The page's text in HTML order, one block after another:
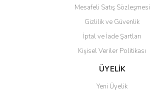
Mesafeli Satış Sözleşmesi
Gizlilik ve Güvenlik
İptal ve İade Şartları
Kişisel Veriler Politikası
ÜYELİK
Yeni Üyelik